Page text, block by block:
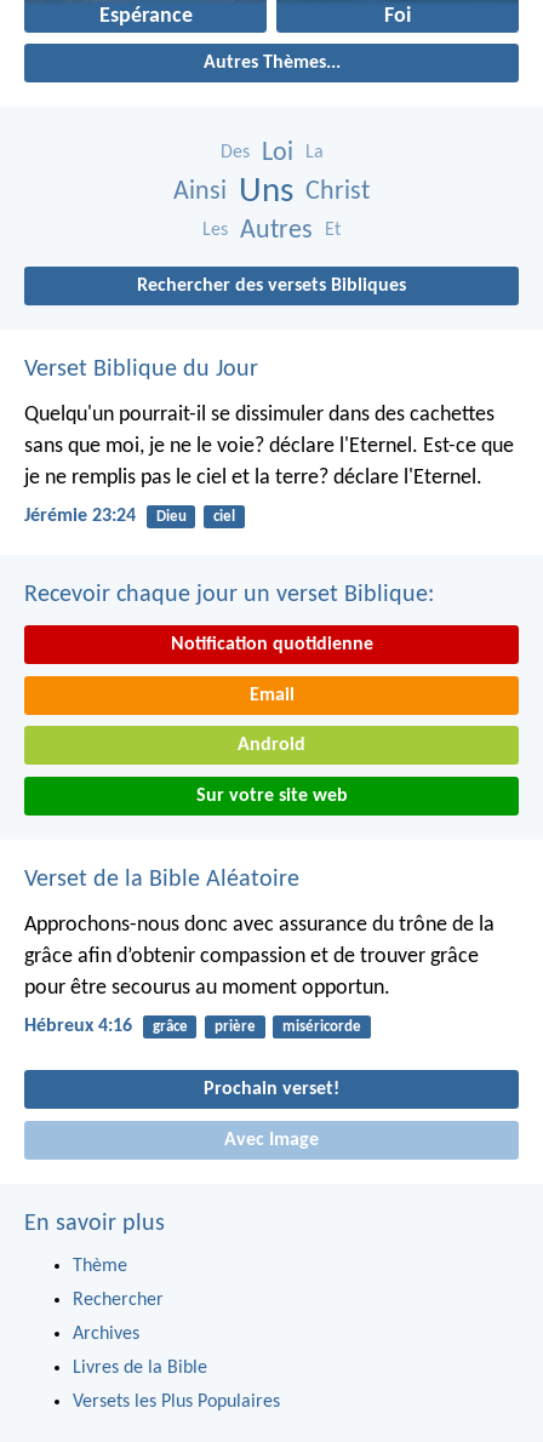
Espérance Foi
Autres Thèmes...
Des Loi La
Ainsi Uns Christ
Les Autres Et
Rechercher des versets Bibliques
Verset Biblique du Jour
Quelqu'un pourrait-il se dissimuler dans des cachettes
sans que moi, je ne le voie? déclare l'Eternel. Est-ce que
je ne remplis pas le ciel et la terre? déclare l'Eternel.
Jérémie 23:24 Dieu ciel
Recevoir chaque jour un verset Biblique:
Notification quotidienne
Email
Android
Sur votre site web
Verset de la Bible Aléatoire
Approchons-nous donc avec assurance du trône de la
grâce afin d’obtenir compassion et de trouver grâce
pour être secourus au moment opportun.
Hébreux 4:16 grâce prière miséricorde
Prochain verset!
Avec Image
En savoir plus
Thème
Rechercher
Archives
Livres de la Bible
Versets les Plus Populaires